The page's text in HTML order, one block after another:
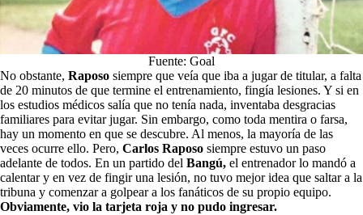
Fuente: Goal
No obstante, Raposo siempre que veía que iba a jugar de titular, a falta
de 20 minutos de que termine el entrenamiento, fingía lesiones. Y si en
los estudios médicos salía que no tenía nada, inventaba desgracias
familiares para evitar jugar. Sin embargo, como toda mentira o farsa,
hay un momento en que se descubre. Al menos, la mayoría de las
veces ocurre ello. Pero, Carlos Raposo siempre estuvo un paso
adelante de todos. En un partido del Bangú, el entrenador lo mandó a
calentar y en vez de fingir una lesión, no tuvo mejor idea que saltar a la
tribuna y comenzar a golpear a los fanáticos de su propio equipo.
Obviamente, vio la tarjeta roja y no pudo ingresar.